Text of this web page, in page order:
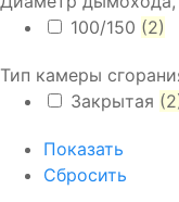
100/150 (2)
Тип камеры
Закрытая
Показать
Сбросить